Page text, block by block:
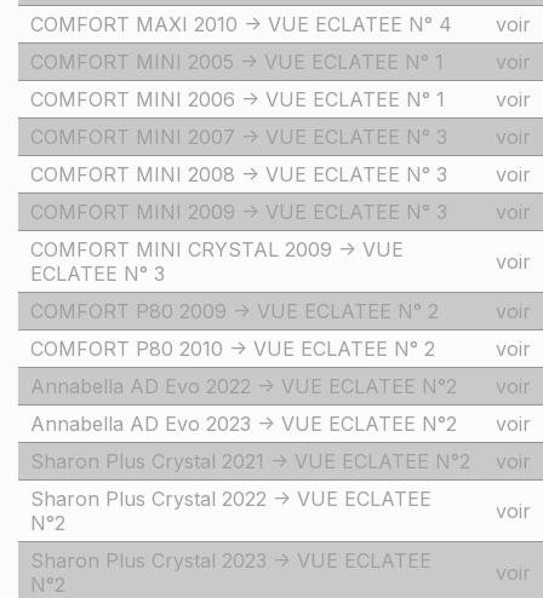
COMFORT MAXI 2010 -> VUE ECLATEE N° 4
voir
COMFORT MINI 2005 -> VUE ECLATEE N° 1
voir
COMFORT MINI 2006 -> VUE ECLATEE N° 1
voir
COMFORT MINI 2007 -> VUE ECLATEE N° 3
voir
COMFORT MINI 2008 -> VUE ECLATEE N° 3
voir
COMFORT MINI 2009 -> VUE ECLATEE N° 3
voir
COMFORT MINI CRYSTAL 2009 -> VUE
ECLATEE N° 3
voir
COMFORT P80 2009 -> VUE ECLATEE N° 2
voir
COMFORT P80 2010 -> VUE ECLATEE N° 2
voir
Annabella AD Evo 2022 -> VUE ECLATEE N°2
voir
Annabella AD Evo 2023 -> VUE ECLATEE N°2
voir
Sharon Plus Crystal 2021 -> VUE ECLATEE N°2
voir
Sharon Plus Crystal 2022 -> VUE ECLATEE
N°2
voir
Sharon Plus Crystal 2023 -> VUE ECLATEE
N°2
voir